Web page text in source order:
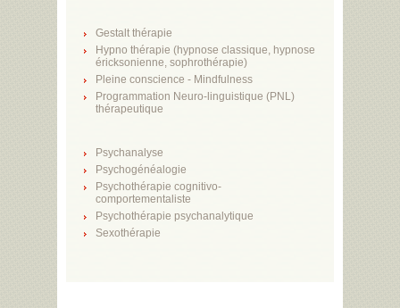
Gestalt thérapie
Hypno thérapie (hypnose classique, hypnose
éricksonienne, sophrothérapie)
Pleine conscience - Mindfulness
Programmation Neuro-linguistique (PNL)
thérapeutique
Psychanalyse
Psychogénéalogie
Psychothérapie cognitivo-
comportementaliste
Psychothérapie psychanalytique
Sexothérapie